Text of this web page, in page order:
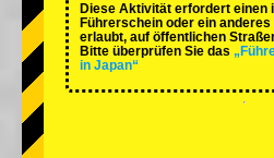
Diese Aktivität erfordert einen
Führerschein oder ein
erlaubt, auf öffentlichen
Bitte überprüfen Sie das
in Japan“